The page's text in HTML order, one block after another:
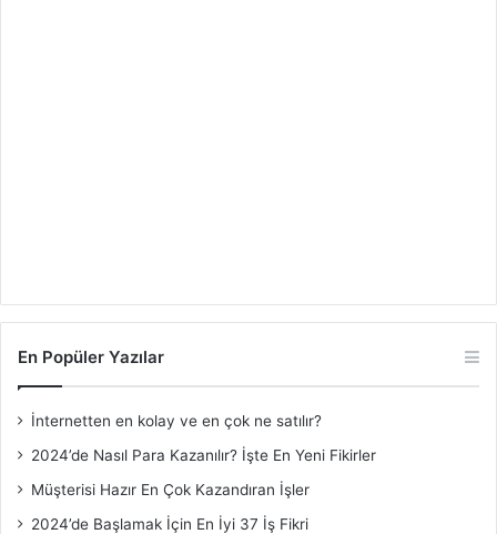
En Popüler Yazılar
İnternetten en kolay ve en çok ne satılır?
2024’de Nasıl Para Kazanılır? İşte En Yeni Fikirler
Müşterisi Hazır En Çok Kazandıran İşler
2024’de Başlamak İçin En İyi 37 İş Fikri